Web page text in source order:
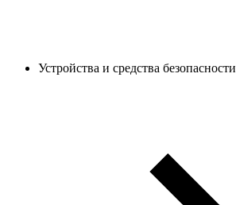
Устройства и средства безопасности